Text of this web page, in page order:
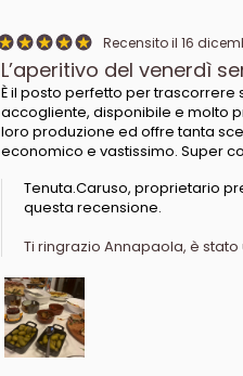
Recensito il 16
L’aperitivo del venerdì
È il posto perfetto per
accogliente, disponibile e molto
loro produzione ed offre tanta
economico e vastissimo. Super
Tenuta.Caruso, proprietario
questa recensione.
Ti ringrazio Annapaola, è